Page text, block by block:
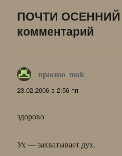
ПОЧТИ ОСЕННИЙ
комментарий
npocmo_mak
23.02.2006 в 2:56 пп
здорово
Ух — захватывает дух.